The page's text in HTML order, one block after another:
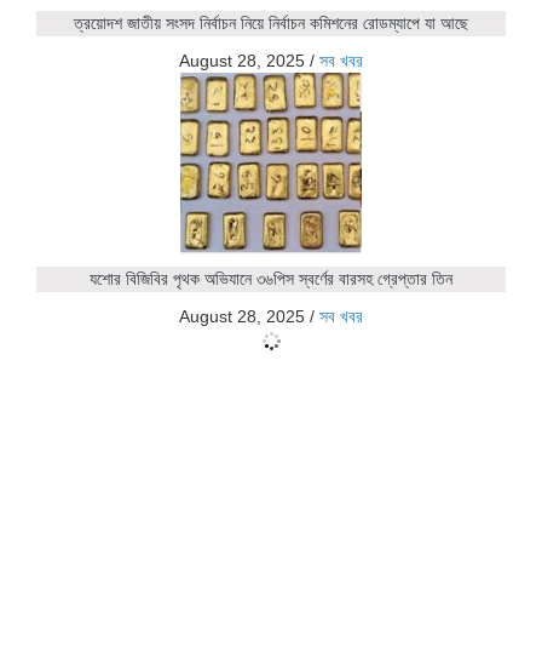
ত্রয়োদশ জাতীয় সংসদ নির্বাচন নিয়ে নির্বাচন কমিশনের রোডম্যাপে যা আছে
August 28, 2025 / সব খবর
যশোর বিজিবির পৃথক অভিযানে ৩৬পিস স্বর্ণের বারসহ গ্রেপ্তার তিন
August 28, 2025 / সব খবর